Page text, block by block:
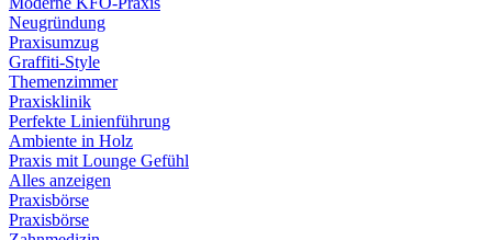
Neugründung
Praxisumzug
Graffiti-Style
Themenzimmer
Praxisklinik
Perfekte Linienführung
Ambiente in Holz
Praxis mit Lounge Gefühl
Alles anzeigen
Praxisbörse
Praxisbörse